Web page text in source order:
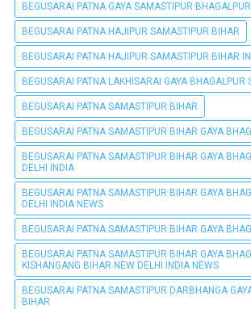
BEGUSARAI PATNA GAYA SAMASTIPUR
BEGUSARAI PATNA HAJIPUR SAMASTIPUR BIHAR
BEGUSARAI PATNA HAJIPUR SAMASTIPUR BIHAR
BEGUSARAI PATNA LAKHISARAI GAYA BHAGALPUR
BEGUSARAI PATNA SAMASTIPUR BIHAR
BEGUSARAI PATNA SAMASTIPUR BIHAR GAYA
BEGUSARAI PATNA SAMASTIPUR BIHAR GAYA
DELHI INDIA
BEGUSARAI PATNA SAMASTIPUR BIHAR GAYA
DELHI INDIA NEWS
BEGUSARAI PATNA SAMASTIPUR BIHAR GAYA
BEGUSARAI PATNA SAMASTIPUR BIHAR GAYA
KISHANGANG BIHAR NEW DELHI INDIA NEWS
BEGUSARAI PATNA SAMASTIPUR DARBHANGA
BIHAR